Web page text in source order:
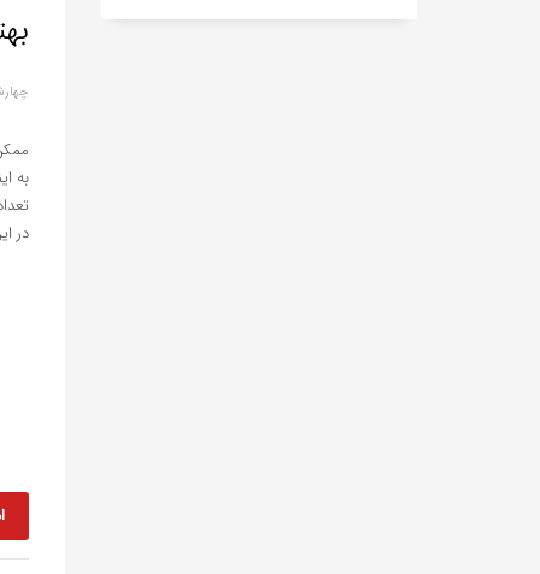
چهارشنبه,
به
در